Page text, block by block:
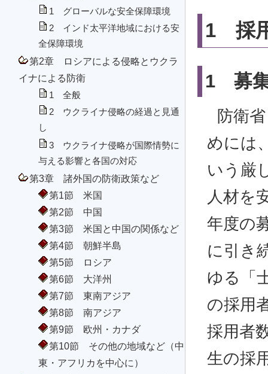
1 グローバルな安全保障環境
2 インド太平洋地域における安
全保障環境
第2章 ロシアによる侵略とウクラ
イナによる防衛
1 全般
2 ウクライナ侵略の経過と見通
し
3 ウクライナ侵略が国際情勢に
与える影響と各国の対応
第3章 諸外国の防衛政策など
第1節 米国
第2節 中国
第3節 米国と中国の関係など
第4節 朝鮮半島
第5節 ロシア
第6節 大洋州
第7節 東南アジア
第8節 南アジア
第9節 欧州・カナダ
第10節 その他の地域など（中
東・アフリカを中心に）
1 採
1 募
防衛
めには
いう厳
人材を
年度の
に引き
ゆる「
の採用
採用者
生の採